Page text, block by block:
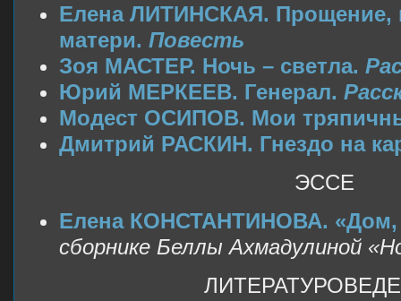
Елена ЛИТИНСКАЯ. Прощение,
матери. Повесть
Зоя МАСТЕР. Ночь – светла.
Юрий МЕРКЕЕВ. Генерал.
Модест ОСИПОВ. Мои
Дмитрий РАСКИН. Гнездо на
ЭССЕ
Елена КОНСТАНТИНОВА. «Дом,
сборнике Беллы Ахмадулиной